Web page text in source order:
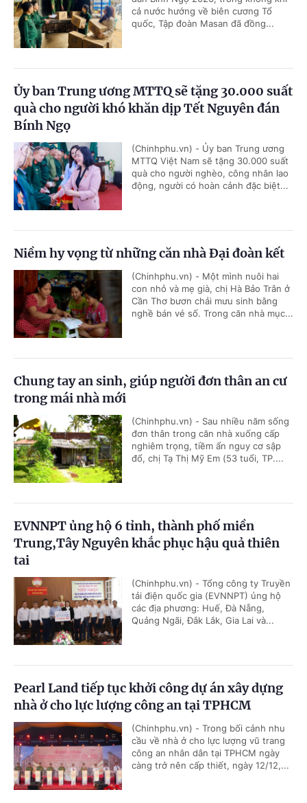
cả nước hướng về biên cương Tổ
quốc, Tập đoàn Masan đã đồng...
Ủy ban Trung ương MTTQ sẽ tặng 30.000 suất
quà cho người khó khăn dịp Tết Nguyên đán
Bính Ngọ
(Chinhphu.vn) - Ủy ban Trung ương
MTTQ Việt Nam sẽ tặng 30.000 suất
quà cho người nghèo, công nhân lao
động, người có hoàn cảnh đặc biệt...
Niềm hy vọng từ những căn nhà Đại đoàn kết
(Chinhphu.vn) - Một mình nuôi hai
con nhỏ và mẹ già, chị Hà Bảo Trân ở
Cần Thơ bươn chải mưu sinh bằng
nghề bán vé số. Trong căn nhà mục...
Chung tay an sinh, giúp người đơn thân an cư
trong mái nhà mới
(Chinhphu.vn) - Sau nhiều năm sống
đơn thân trong căn nhà xuống cấp
nghiêm trọng, tiềm ẩn nguy cơ sập
đổ, chị Tạ Thị Mỹ Em (53 tuổi, TP....
EVNNPT ủng hộ 6 tỉnh, thành phố miền
Trung,Tây Nguyên khắc phục hậu quả thiên
tai
(Chinhphu.vn) - Tổng công ty Truyền
tải điện quốc gia (EVNNPT) ủng hộ
các địa phương: Huế, Đà Nẵng,
Quảng Ngãi, Đắk Lắk, Gia Lai và...
Pearl Land tiếp tục khởi công dự án xây dựng
nhà ở cho lực lượng công an tại TPHCM
(Chinhphu.vn) - Trong bối cảnh nhu
cầu về nhà ở cho lực lượng vũ trang
công an nhân dân tại TPHCM ngày
càng trở nên cấp thiết, ngày 12/12,...